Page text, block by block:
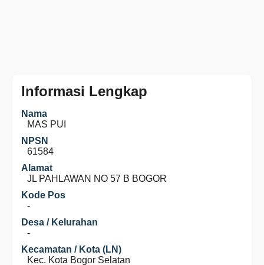
Informasi Lengkap
Nama
MAS PUI
NPSN
61584
Alamat
JL PAHLAWAN NO 57 B BOGOR
Kode Pos
-
Desa / Kelurahan
-
Kecamatan / Kota (LN)
Kec. Kota Bogor Selatan